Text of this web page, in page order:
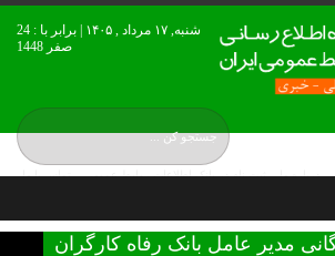
تماس با ما
ثبت نام در بانک اطلاعات روابط عمومی
درباره ما
شنبه, ۱۷ مرداد , ۱۴۰۵ | برابر با : 24
صفر 1448
مدیر عامل بانک رفاه کارگران